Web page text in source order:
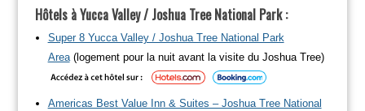
Hôtels à Yucca Valley / Joshua Tree National Park :
Super 8 Yucca Valley / Joshua Tree National Park
Area(logement pour la nuit avant la visite du Joshua Tree)
Americas Best Value Inn & Suites – Joshua Tree National